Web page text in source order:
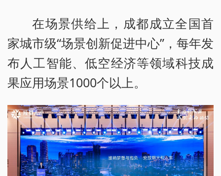
在场景供给上，成都成立全国首
家城市级“场景创新促进中心”，每年发
布人工智能、低空经济等领域科技成
果应用场景1000个以上。